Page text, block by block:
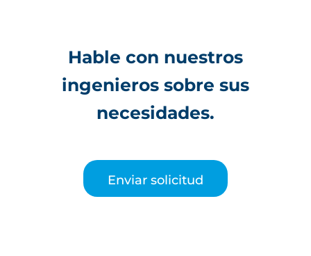
Hable con nuestros
ingenieros sobre sus
necesidades.
Enviar solicitud